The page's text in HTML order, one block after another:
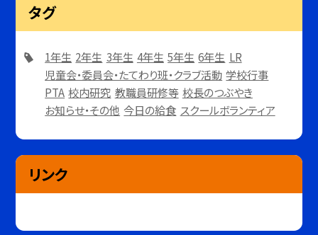
タグ
1年生 2年生 3年生 4年生 5年生 6年生 LR
児童会・委員会・たてわり班・クラブ活動 学校行事
PTA 校内研究 教職員研修等 校長のつぶやき
お知らせ・その他 今日の給食 スクールボランティア
リンク